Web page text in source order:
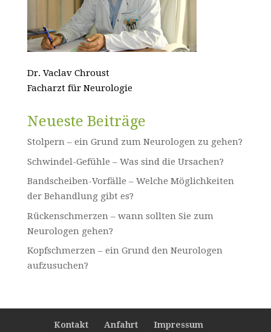
Dr. Vaclav Chroust
Facharzt für Neurologie
Neueste Beiträge
Stolpern – ein Grund zum Neurologen zu gehen?
Schwindel-Gefühle – Was sind die Ursachen?
Bandscheiben-Vorfälle – Welche Möglichkeiten
der Behandlung gibt es?
Rückenschmerzen – wann sollten Sie zum
Neurologen gehen?
Kopfschmerzen – ein Grund den Neurologen
aufzusuchen?
Kontakt Anfahrt Impressum